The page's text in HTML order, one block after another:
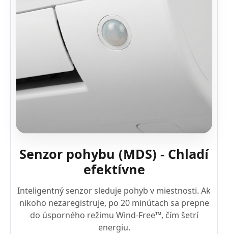
Senzor pohybu (MDS) - Chladí
efektívne
Inteligentný senzor sleduje pohyb v miestnosti. Ak
nikoho nezaregistruje, po 20 minútach sa prepne
do úsporného režimu Wind-Free™, čím šetrí
energiu.